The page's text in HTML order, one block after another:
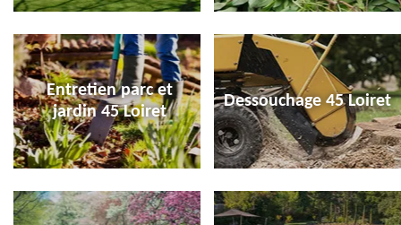
Entretien parc et
jardin 45 Loiret
Dessouchage 45 Loiret